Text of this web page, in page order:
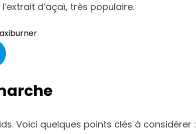
d’açaï, très populaire.
Voici quelques points clés à considérer :